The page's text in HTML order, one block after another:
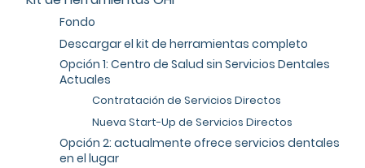
Fondo
Descargar el kit de herramientas completo
Opción 1: Centro de Salud sin Servicios Dentales
Actuales
Contratación de Servicios Directos
Nueva Start-Up de Servicios Directos
Opción 2: actualmente ofrece servicios dentales
en el lugar